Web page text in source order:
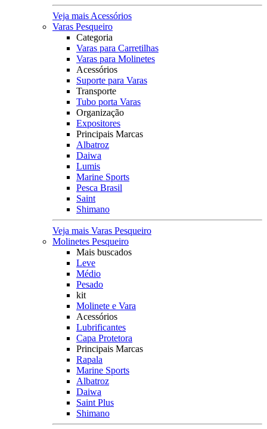
Veja mais Acessórios
Varas Pesqueiro
Categoria
Varas para Carretilhas
Varas para Molinetes
Acessórios
Suporte para Varas
Transporte
Tubo porta Varas
Organização
Expositores
Principais Marcas
Albatroz
Daiwa
Lumis
Marine Sports
Pesca Brasil
Saint
Shimano
Veja mais Varas Pesqueiro
Molinetes Pesqueiro
Mais buscados
Leve
Médio
Pesado
kit
Molinete e Vara
Acessórios
Lubrificantes
Capa Protetora
Principais Marcas
Rapala
Marine Sports
Albatroz
Daiwa
Saint Plus
Shimano